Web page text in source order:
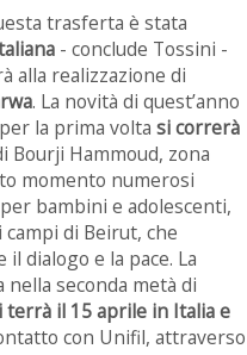
trasferta è stata
- conclude Tossini -
alla realizzazione di
. La novità di quest’anno
la prima volta si correrà
Bourji Hammoud, zona
momento numerosi
bambini e adolescenti,
di Beirut, che
dialogo e la pace. La
seconda metà di
terrà il 15 aprile in Italia e
con Unifil, attraverso